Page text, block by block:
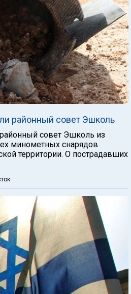
районный совет Эшколь
совет Эшколь из
минометных снарядов
территории. О пострадавших